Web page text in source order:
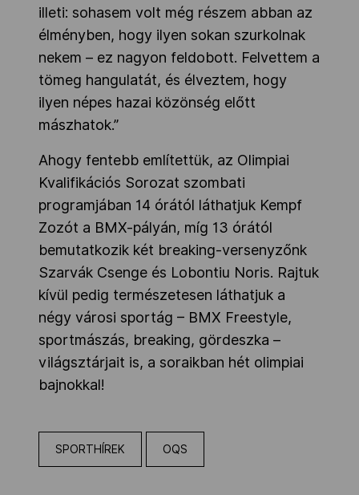
illeti: sohasem volt még részem abban az
élményben, hogy ilyen sokan szurkolnak
nekem – ez nagyon feldobott. Felvettem a
tömeg hangulatát, és élveztem, hogy
ilyen népes hazai közönség előtt
mászhatok.”
Ahogy fentebb említettük, az Olimpiai
Kvalifikációs Sorozat szombati
programjában 14 órától láthatjuk Kempf
Zozót a BMX-pályán, míg 13 órától
bemutatkozik két breaking-versenyzőnk
Szarvák Csenge és Lobontiu Noris. Rajtuk
kívül pedig természetesen láthatjuk a
négy városi sportág – BMX Freestyle,
sportmászás, breaking, gördeszka –
világsztárjait is, a soraikban hét olimpiai
bajnokkal!
SPORTHÍREK OQS